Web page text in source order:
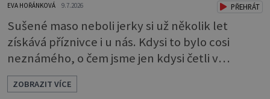
EVA HOŘÁNKOVÁ 9.7.2026 PŘEHRÁT
Sušené maso neboli jerky si už několik let
získává příznivce i u nás. Kdysi to bylo cosi
neznámého, o čem jsme jen kdysi četli v
knihách o americkém západě. Dneska si je
můžeme klidně koupit, ale také, což je ještě
ZOBRAZIT VÍCE